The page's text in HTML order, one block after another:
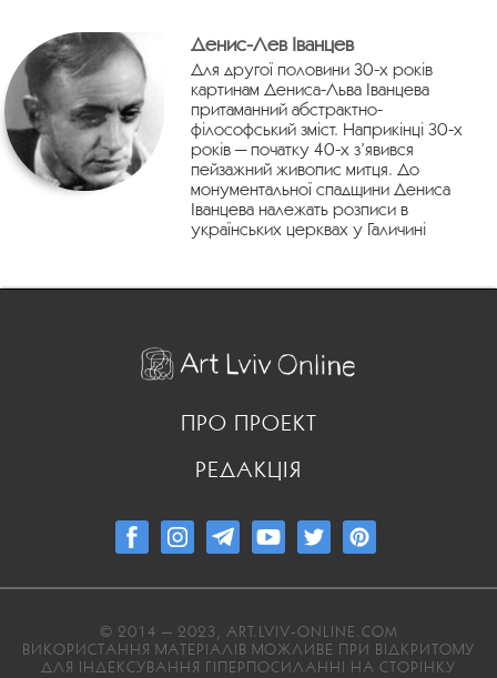
Денис-Лев Іванцев
Для другої половини 30-х років
картинам Дениса-Льва Іванцева
притаманний абстрактно-
філософський зміст. Наприкінці 30-х
років — початку 40-х з’явився
пейзажний живопис митця. До
монументальної спадщини Дениса
Іванцева належать розписи в
українських церквах у Галичині
ПРО ПРОЕКТ
РЕДАКЦІЯ
© 2014 — 2023, ART.LVIV-ONLINE.COM
ВИКОРИСТАННЯ МАТЕРІАЛІВ МОЖЛИВЕ ПРИ ВІДКРИТОМУ
ДЛЯ ІНДЕКСУВАННЯ ГІПЕРПОСИЛАННІ НА СТОРІНКУ